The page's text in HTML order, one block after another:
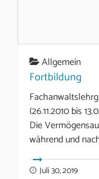
Allgemein
Fortbildung
(26.11.2010 bis
Die
während und
Juli 30, 2019